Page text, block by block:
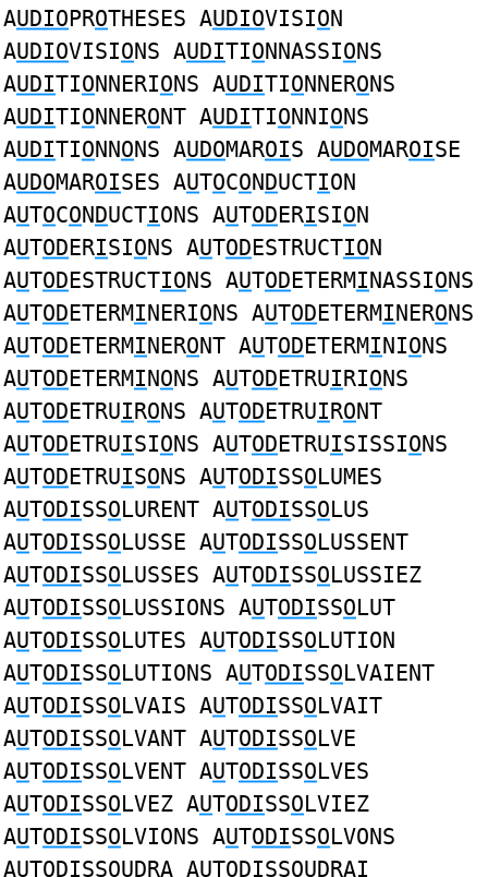
AUDIOPROTHESES AUDIOVISION
AUDIOVISIONS AUDITIONNASSIONS
AUDITIONNERIONS AUDITIONNERONS
AUDITIONNERONT AUDITIONNIONS
AUDITIONNONS AUDOMAROIS AUDOMAROISE
AUDOMAROISES AUTOCONDUCTION
AUTOCONDUCTIONS AUTODERISION
AUTODERISIONS AUTODESTRUCTION
AUTODESTRUCTIONS AUTODETERMINASSIONS
AUTODETERMINERIONS AUTODETERMINERONS
AUTODETERMINERONT AUTODETERMINIONS
AUTODETERMINONS AUTODETRUIRIONS
AUTODETRUIRONS AUTODETRUIRONT
AUTODETRUISIONS AUTODETRUISISSIONS
AUTODETRUISONS AUTODISSOLUMES
AUTODISSOLURENT AUTODISSOLUS
AUTODISSOLUSSE AUTODISSOLUSSENT
AUTODISSOLUSSES AUTODISSOLUSSIEZ
AUTODISSOLUSSIONS AUTODISSOLUT
AUTODISSOLUTES AUTODISSOLUTION
AUTODISSOLUTIONS AUTODISSOLVAIENT
AUTODISSOLVAIS AUTODISSOLVAIT
AUTODISSOLVANT AUTODISSOLVE
AUTODISSOLVENT AUTODISSOLVES
AUTODISSOLVEZ AUTODISSOLVIEZ
AUTODISSOLVIONS AUTODISSOLVONS
AUTODISSOUDRA AUTODISSOUDRAI